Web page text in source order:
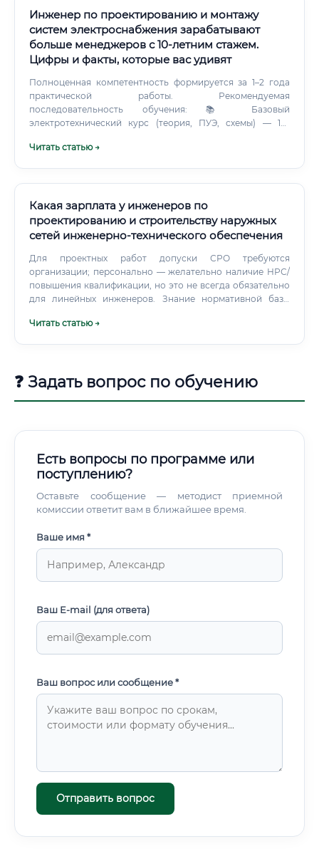
Инженер по проектированию и монтажу
систем электроснабжения зарабатывают
больше менеджеров с 10-летним стажем.
Цифры и факты, которые вас удивят
Полноценная компетентность формируется за 1–2 года
практической работы. Рекомендуемая
последовательность обучения: 📚 Базовый
электротехнический курс (теория, ПУЭ, схемы) — 1–2
месяц 🔌 Практика монтажа (помощник электрика на
Трудоустройство на должность младшего инженера/
монтажника Какие курсы выбрать 🎓 Рынок
образовательных услуг в этой сфере огромен.
Читать статью →
Какая зарплата у инженеров по
проектированию и строительству наружных
сетей инженерно‑технического обеспечения
Для проектных работ допуски СРО требуются
организации; персонально — желательно наличие НРС/
повышения квалификации, но это не всегда обязательно
для линейных инженеров. Знание нормативной базы
водоотведение, тепловые сети, газораспределение, ПУЭ
Читать статью →
❓ Задать вопрос по обучению
Есть вопросы по программе или
поступлению?
Оставьте сообщение — методист приемной
комиссии ответит вам в ближайшее время.
Ваше имя *
Ваш E-mail (для ответа)
Ваш вопрос или сообщение *
Отправить вопрос